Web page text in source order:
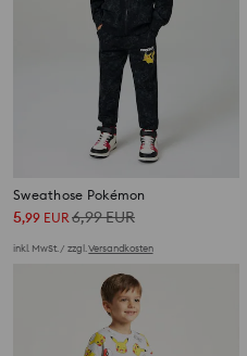
Sweathose Pokémon
5,99 EUR 6,99EUR
inkl. MwSt. / zzgl.Versandkosten